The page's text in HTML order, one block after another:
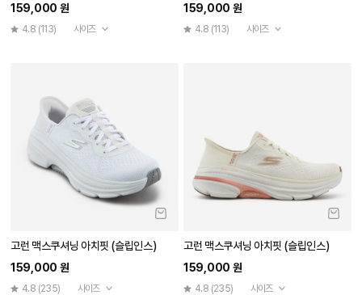
159,000 원
4.8 (113) 사이즈
159,000 원
4.8 (113) 사이즈
고런 맥스쿠셔닝 아치핏 (슬립인스)
159,000 원
4.8 (235) 사이즈
고런 맥스쿠셔닝 아치핏 (슬립인스)
159,000 원
4.8 (235) 사이즈